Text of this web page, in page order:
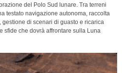
del Polo Sud lunare. Tra terreni
testato navigazione autonoma, raccolta
di scenari di guasto e ricarica
sfide che dovrà affrontare sulla Luna